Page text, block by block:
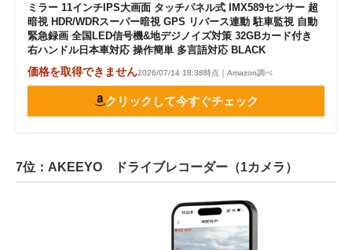
ミラー 11インチIPS大画面 タッチパネル式 IMX589センサー 超
暗視 HDR/WDRスーパー暗視 GPS リバース連動 駐車監視 自動
緊急録画 全国LED信号機&地デジノイズ対策 32GBカード付き
右ハンドル日本車対応 操作簡単 多言語対応 BLACK
価格を取得できません2026/07/14 18:38時点｜Amazon調べ
クリックして今すぐチェック
7位：AKEEYO ドライブレコーダー（1カメラ）